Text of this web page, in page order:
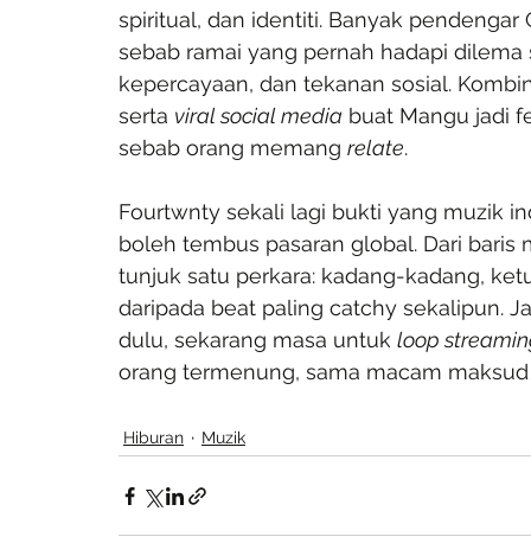
spiritual, dan identiti. Banyak
sebab ramai yang pernah hadapi
kepercayaan, dan tekanan sosial.
serta viral social media buat Mangu jadi
sebab orang memang relate.
Fourtwnty sekali lagi bukti yang muzik
boleh tembus pasaran global. Dari
tunjuk satu perkara: kadang-kadang,
daripada beat paling catchy sekalipun.
dulu, sekarang masa untuk loop
orang termenung, sama macam
Hiburan Muzik